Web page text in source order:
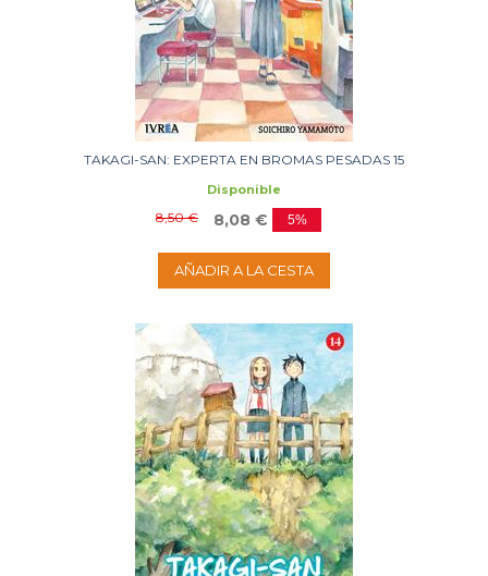
TAKAGI-SAN: EXPERTA EN BROMAS PESADAS 15
Disponible
8,50 € 8,08 € 5%
AÑADIR A LA CESTA